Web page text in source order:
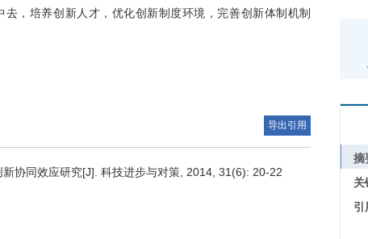
，培养创新人才，优化创新制度环境，完善创新体制机制
导出引用
协同效应研究[J]. 科技进步与对策, 2014, 31(6): 20-22
摘
关
引